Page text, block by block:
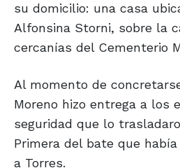
su domicilio: una casa
Alfonsina Storni, sobre la
cercanías del Cementerio
Al momento de
Moreno hizo entrega a los
seguridad que lo
Primera del bate que
a Torres.